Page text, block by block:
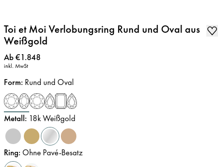
Toi et Moi Verlobungsring Rund und Oval aus
Weißgold
Preis:
Ab €1.848
inkl. MwSt
Form: Rund und Oval
Metall: 18k Weißgold
Ring: Ohne Pavé-Besatz